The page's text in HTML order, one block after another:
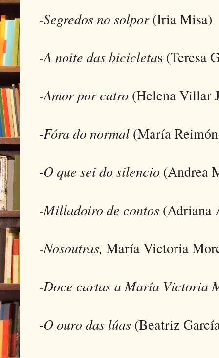
-Segredos no solpor(Iria Misa)
-A noite das bicicletas (Teresa
-Amor por catro (Helena Villar
-Fóra do normal (María
-O que sei do silencio (Andrea
-Milladoiro de contos (Adriana
-Nosoutras, María Victoria
-Doce cartas a María Victoria
-O ouro das lúas (Beatriz